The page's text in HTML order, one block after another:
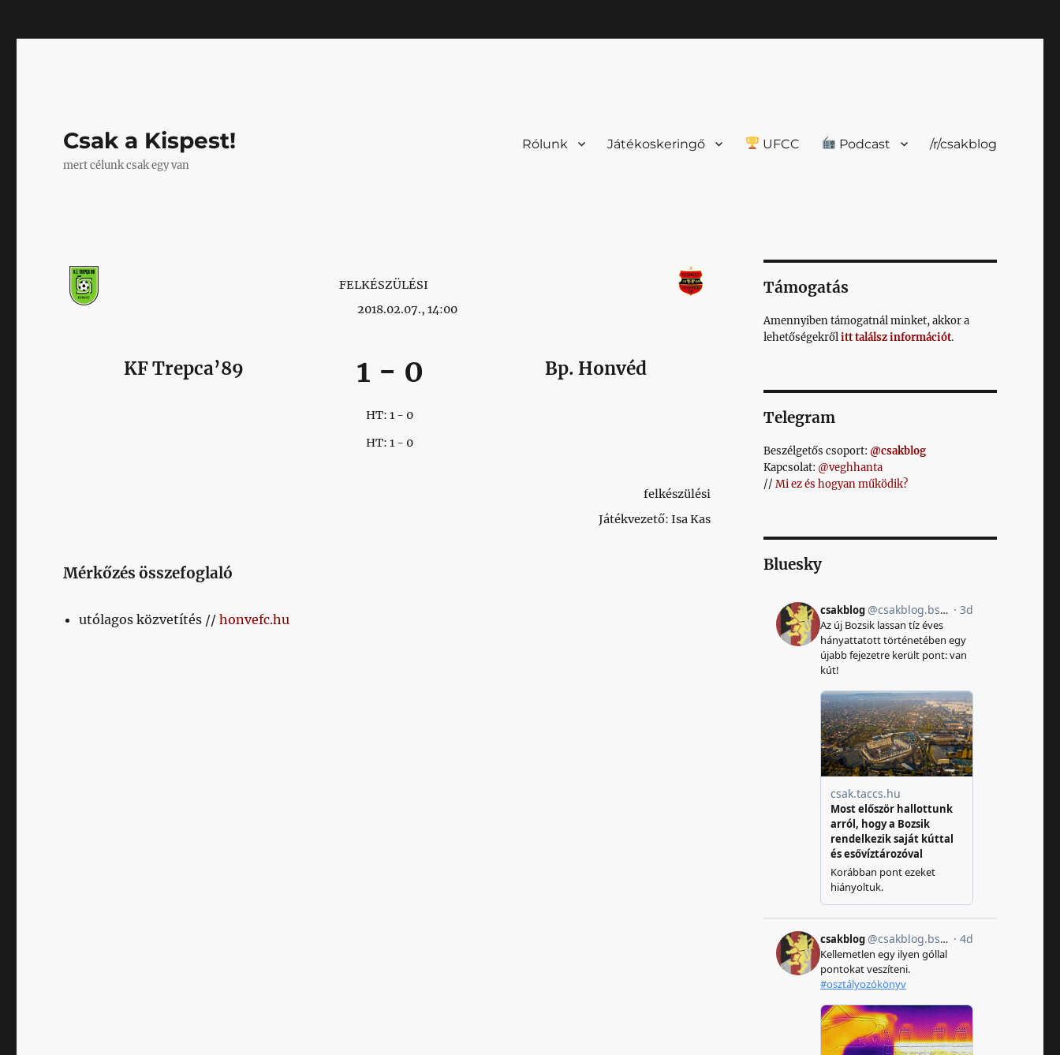
Csak a Kispest!
mert célunk csak egy van
Rólunk Játékoskeringő UFCC Podcast /r/csakblog
FELKÉSZÜLÉSI
2018.02.07., 14:00
KF Trepca’89 1 - 0 Bp. Honvéd
HT: 1 - 0
HT: 1 - 0
felkészülési
Játékvezető: Isa Kas
Mérkőzés összefoglaló
utólagos közvetítés //honvefc.hu
Támogatás
Amennyiben támogatnál minket, akkor a
lehetőségekrőlitt találsz információt.
Telegram
Beszélgetős csoport: @csakblog
Kapcsolat: @veghhanta
// Mi ez és hogyan működik?
Bluesky